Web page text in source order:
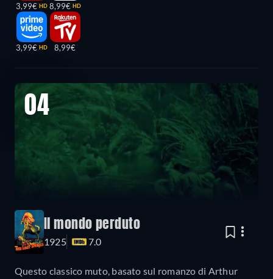
3,99€ HD
3,99€ HD
8,99€ HD
8,99€
04
Il mondo perduto
1925 7.0
Questo classico muto, basato sul romanzo di Arthur